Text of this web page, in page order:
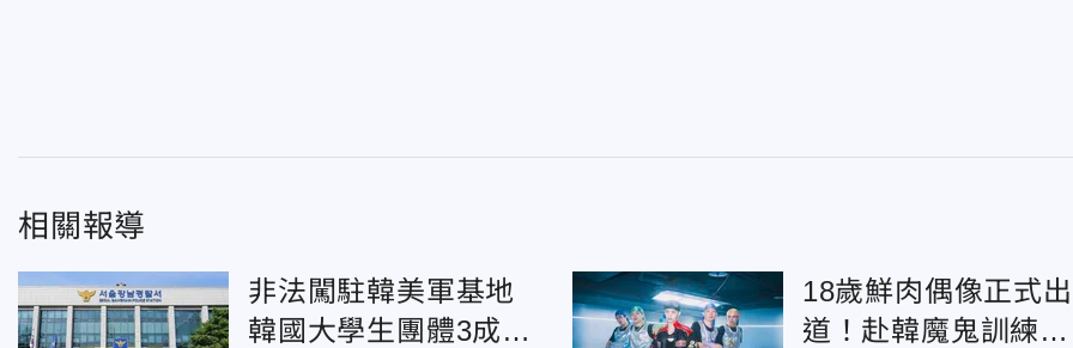
相關報導
非法闖駐韓美軍基地
韓國大學生團體3成員
18歲鮮肉偶像正式出
道！赴韓魔鬼訓練陷